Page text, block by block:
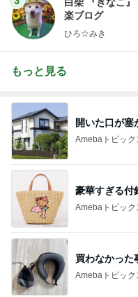
楽ブログ
ひろ☆みき
もっと見る
開いた口が塞
Amebaトピック
豪華すぎる付
Amebaトピック
買わなかった
Amebaトピック